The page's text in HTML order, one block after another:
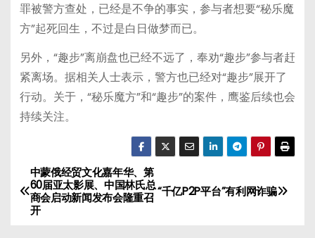
罪被警方查处，已经是不争的事实，参与者想要“秘乐魔
方”起死回生，不过是白日做梦而已。
另外，“趣步”离崩盘也已经不远了，奉劝“趣步”参与者赶
紧离场。据相关人士表示，警方也已经对“趣步”展开了
行动。关于，“秘乐魔方”和“趣步”的案件，鹰鉴后续也会
持续关注。
文
章
“千亿P2P平台”有利网诈骗
中蒙俄经贸文化嘉年华、第
60届亚太影展、中国林氏总
商会启动新闻发布会隆重召
开